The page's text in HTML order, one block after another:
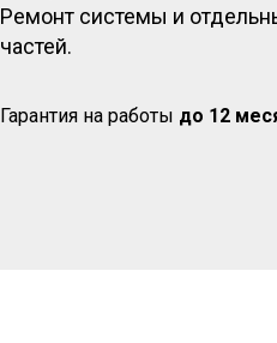
Ремонт системы и
частей.
Гарантия на работы до 12